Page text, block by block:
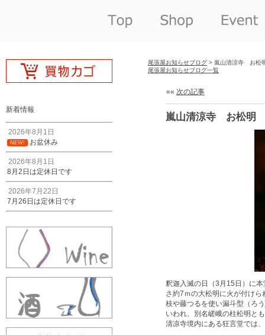
新着情報
2026年8月1日
NEW! お盆休み
2026年8月1日
8月2日は定休日です
2026年7月22日
7月26日は定休日です
尾張屋お知らせブログ > 嵐山清涼寺 お松
尾張屋お知らせブログ一覧
«« 次の記事
嵐山清涼寺 お松明
釈迦入滅の日（3月15日）に
さ約7ｍの大松明に火が付け
枝や藤つるを使い漏斗型（ろ
いわれ、別名嵯峨の柱松明と
清凉寺境内にある狂言堂では